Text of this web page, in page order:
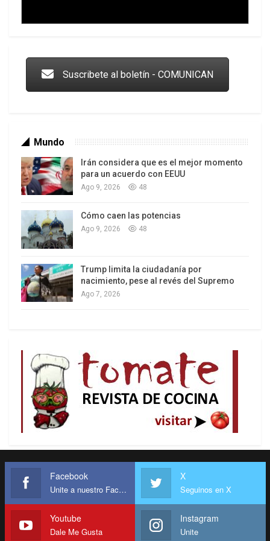
Los latinos le van dando la espalda a Trump
Suscribete al boletín - COMUNICAN
Mundo
Irán considera que es el mejor momento
para un acuerdo con EEUU
Ago 9, 2026 48
Cómo caen las potencias
Ago 9, 2026 48
Trump limita la ciudadanía por
nacimiento, pese al revés del Supremo
Ago 7, 2026
Facebook
Unite a nuestro Facebook
X
Seguinos en X
Youtube
Dale Me Gusta
Instagram
Unite